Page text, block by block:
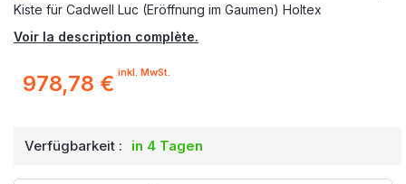
Kiste für Cadwell Luc (Eröffnung im Gaumen) Holtex
Voir la description complète.
978,78 € inkl. MwSt.
Verfügbarkeit : in 4 Tagen